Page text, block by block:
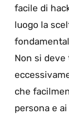
facile di
luogo la
Non si deve
che
persona e